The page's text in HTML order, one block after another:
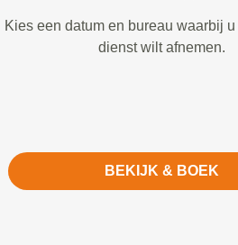
Kies een datum en bureau waarbij
dienst wilt afnemen.
BEKIJK & BOEK